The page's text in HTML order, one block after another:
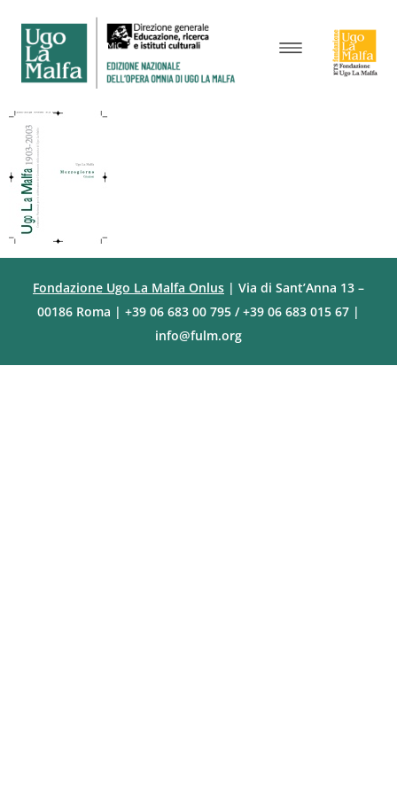
Fondazione Ugo La Malfa Onlus | Via di Sant’Anna 13 –
00186 Roma | +39 06 683 00 795 / +39 06 683 015 67 |
info@fulm.org